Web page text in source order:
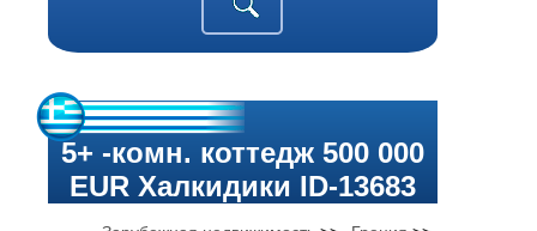
5+ -комн. коттедж 500 000
EUR Халкидики ID-13683